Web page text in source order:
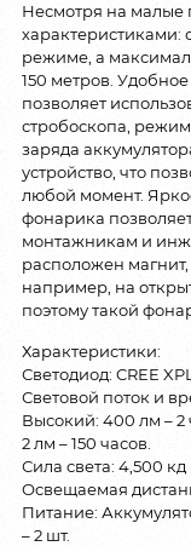
Несмотря на малые
характеристиками:
режиме, а
150 метров.
позволяет
стробоскопа, режим
заряда
устройство, что
любой момент.
фонарика
монтажникам и
расположен
например, на
поэтому такой
Характеристики:
Светодиод: CREE
Световой поток и
Высокий: 400 лм – 2
2 лм – 150 часов.
Сила света: 4,500 кд
Освещаемая
Питание:
– 2 шт.